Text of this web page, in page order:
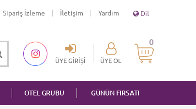
Sipariş İzleme İletişim Yardım Dil
0
ÜYE GIRIŞI ÜYE OL
OTEL GRUBU GÜNÜN FIRSATI